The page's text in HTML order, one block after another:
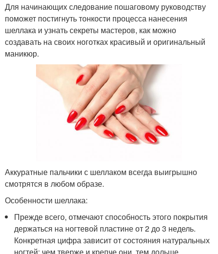
Для начинающих следование пошаговому руководству
поможет постигнуть тонкости процесса нанесения
шеллака и узнать секреты мастеров, как можно
создавать на своих ноготках красивый и оригинальный
маникюр.
Аккуратные пальчики с шеллаком всегда выигрышно
смотрятся в любом образе.
Особенности шеллака:
Прежде всего, отмечают способность этого покрытия
держаться на ногтевой пластине от 2 до 3 недель.
Конкретная цифра зависит от состояния натуральных